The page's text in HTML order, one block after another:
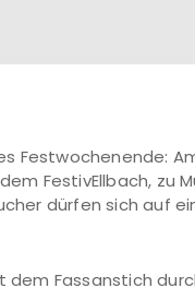
Festwochenende:
FestivEllbach, zu
dürfen sich auf
Fassanstich